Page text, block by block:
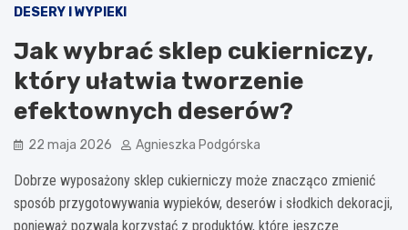
DESERY I WYPIEKI
Jak wybrać sklep cukierniczy,
który ułatwia tworzenie
efektownych deserów?
22 maja 2026 Agnieszka Podgórska
Dobrze wyposażony sklep cukierniczy może znacząco zmienić
sposób przygotowywania wypieków, deserów i słodkich dekoracji,
ponieważ pozwala korzystać z produktów, które jeszcze